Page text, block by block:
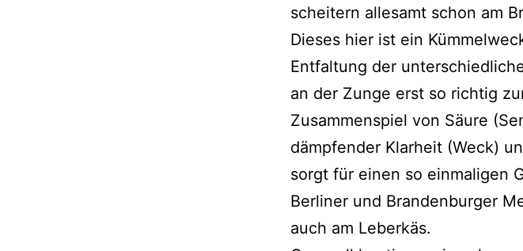
scheitern allesamt schon am
Dieses hier ist ein
Entfaltung der
an der Zunge erst so richtig
Zusammenspiel von Säure
dämpfender Klarheit (Weck)
sorgt für einen so einmaligen
Berliner und Brandenburger
auch am Leberkäs.